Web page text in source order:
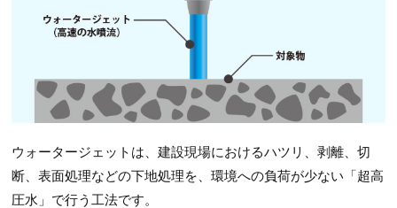
ウォータージェットは、建設現場におけるハツリ、剥離、切
断、表面処理などの下地処理を、環境への負荷が少ない「超高
圧水」で行う工法です。